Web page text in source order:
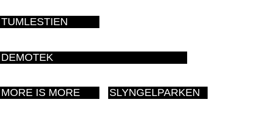
TUMLESTIEN
DEMOTEK
MORE IS MORE SLYNGELPARKEN